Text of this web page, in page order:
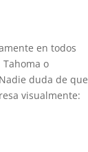
en todos
o
duda de que
visualmente: